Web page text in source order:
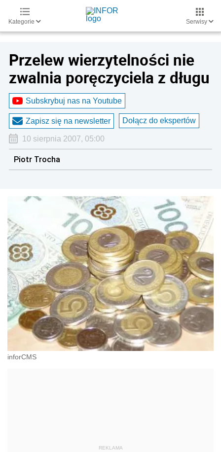
Kategorie Serwisy
Przelew wierzytelności nie
zwalnia poręczyciela z długu
Subskrybuj nas na Youtube
Zapisz się na newsletter Dołącz do ekspertów
10 sierpnia 2007, 05:00
Piotr Trocha
inforCMS